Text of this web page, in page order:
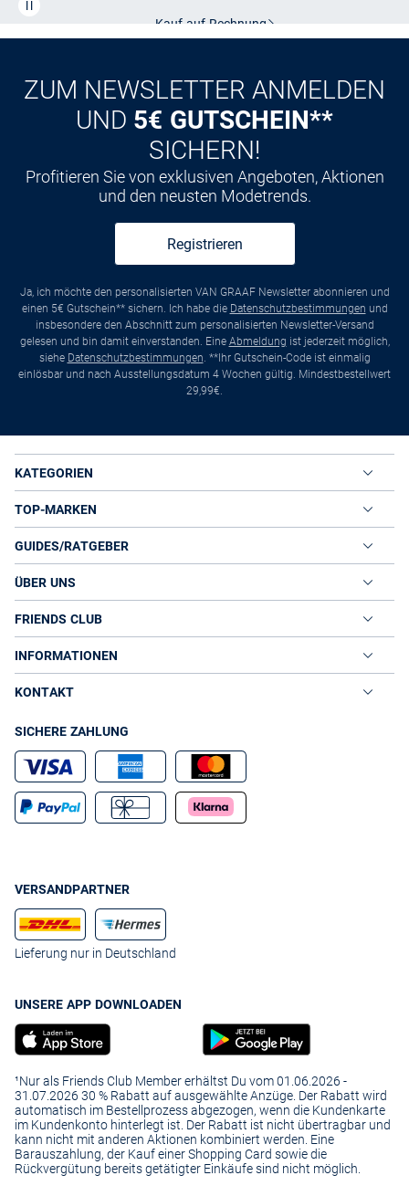
Kauf auf Rechnung
ZUM NEWSLETTER ANMELDEN
UND 5€ GUTSCHEIN**
SICHERN!
Profitieren Sie von exklusiven Angeboten, Aktionen
und den neusten Modetrends.
Registrieren
Ja, ich möchte den personalisierten VAN GRAAF Newsletter abonnieren und
einen 5€ Gutschein** sichern. Ich habe die Datenschutzbestimmungen und
insbesondere den Abschnitt zum personalisierten Newsletter-Versand
gelesen und bin damit einverstanden. Eine Abmeldung ist jederzeit möglich,
siehe Datenschutzbestimmungen. **Ihr Gutschein-Code ist einmalig
einlösbar und nach Ausstellungsdatum 4 Wochen gültig. Mindestbestellwert
29,99€.
KATEGORIEN
TOP-MARKEN
GUIDES/RATGEBER
ÜBER UNS
FRIENDS CLUB
INFORMATIONEN
KONTAKT
SICHERE ZAHLUNG
VERSANDPARTNER
Lieferung nur in Deutschland
UNSERE APP DOWNLOADEN
¹Nur als Friends Club Member erhältst Du vom 01.06.2026 -
31.07.2026 30 % Rabatt auf ausgewählte Anzüge. Der Rabatt wird
automatisch im Bestellprozess abgezogen, wenn die Kundenkarte
im Kundenkonto hinterlegt ist. Der Rabatt ist nicht übertragbar und
kann nicht mit anderen Aktionen kombiniert werden. Eine
Barauszahlung, der Kauf einer Shopping Card sowie die
Rückvergütung bereits getätigter Einkäufe sind nicht möglich.